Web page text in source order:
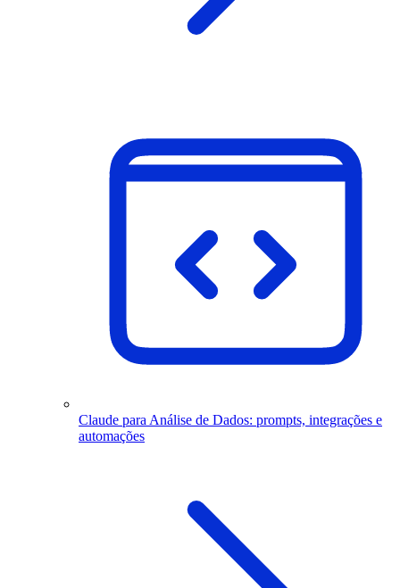
Claude para Análise de Dados: prompts, integrações e
automações